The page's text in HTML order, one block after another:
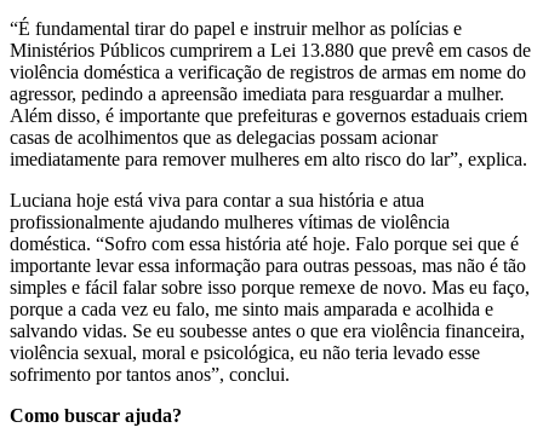
“É fundamental tirar do papel e instruir melhor as polícias e
Ministérios Públicos cumprirem a Lei 13.880 que prevê em casos de
violência doméstica a verificação de registros de armas em nome do
agressor, pedindo a apreensão imediata para resguardar a mulher.
Além disso, é importante que prefeituras e governos estaduais criem
casas de acolhimentos que as delegacias possam acionar
imediatamente para remover mulheres em alto risco do lar”, explica.
Luciana hoje está viva para contar a sua história e atua
profissionalmente ajudando mulheres vítimas de violência
doméstica. “Sofro com essa história até hoje. Falo porque sei que é
importante levar essa informação para outras pessoas, mas não é tão
simples e fácil falar sobre isso porque remexe de novo. Mas eu faço,
porque a cada vez eu falo, me sinto mais amparada e acolhida e
salvando vidas. Se eu soubesse antes o que era violência financeira,
violência sexual, moral e psicológica, eu não teria levado esse
sofrimento por tantos anos”, conclui.
Como buscar ajuda?